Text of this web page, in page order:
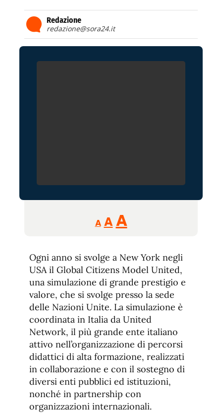
Redazione
redazione@sora24.it
A
Reducir
tamaño
A Restablecer
de
fuente
AAumentar
de
fuente.
Ogni anno si svolge a New York negli
USA il Global Citizens Model United,
una simulazione di grande prestigio e
valore, che si svolge presso la sede
delle Nazioni Unite. La simulazione è
coordinata in Italia da United
Network, il più grande ente italiano
attivo nell’organizzazione di percorsi
didattici di alta formazione, realizzati
in collaborazione e con il sostegno di
diversi enti pubblici ed istituzioni,
nonché in partnership con
organizzazioni internazionali.